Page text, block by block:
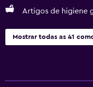
Artigos de higiene
Mostrar todas as 41